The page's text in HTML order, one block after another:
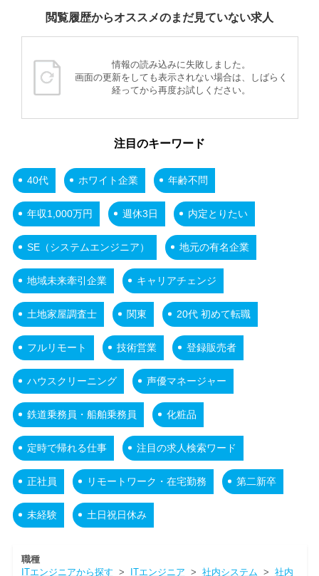
閲覧履歴からオススメのまだ見ていない求人
情報の読み込みに失敗しました。
画面の更新をしても表示されない場合は、しばらく
経ってから再度お試しください。
注目のキーワード
40代 ホワイト企業 年齢不問
年収1,000万円 週休3日 内定とりたい
SE（システムエンジニア） 地元の有名企業
地域未来牽引企業 キャリアチェンジ
土地家屋調査士 関東 20代 初めて転職
フルリモート 技術営業 登録販売者
ハウスクリーニング 声優マネージャー
鉄道乗務員・船舶乗務員 化粧品
定時で帰れる仕事 注目の求人検索ワード
正社員 リモートワーク・在宅勤務 第二新卒
未経験 土日祝日休み
職種
ITエンジニアから探す > ITエンジニア > 社内システム > 社内